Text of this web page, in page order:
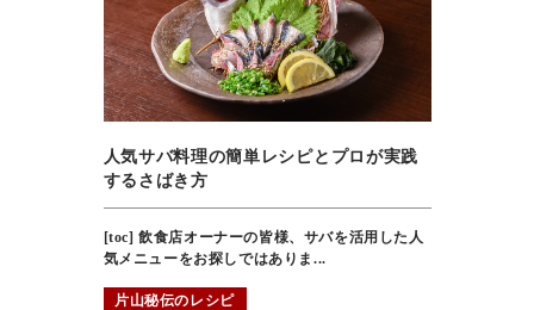
人気サバ料理の簡単レシピとプロが実践
するさばき方
[toc] 飲食店オーナーの皆様、サバを活用した人
気メニューをお探しではありま...
片山秘伝のレシピ